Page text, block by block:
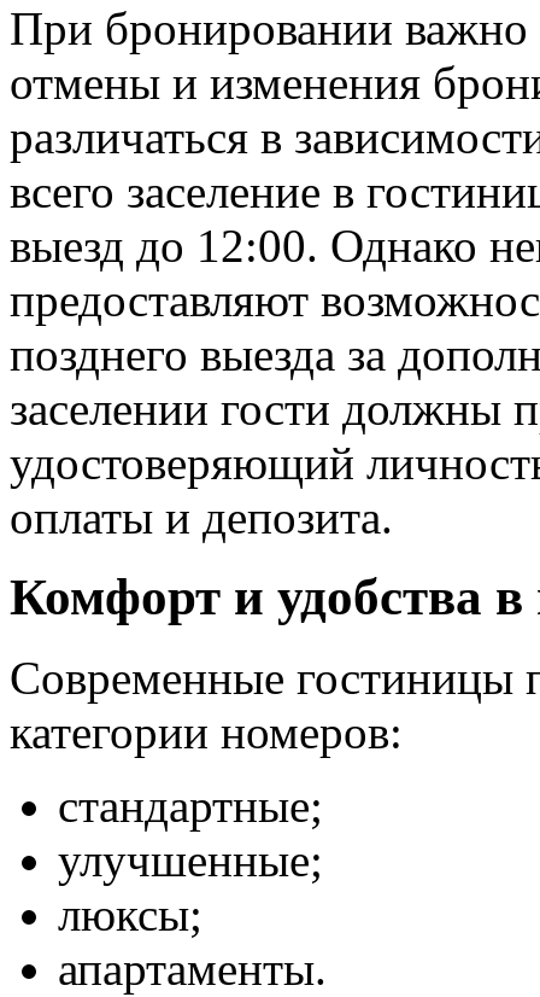
При бронировании важно
отмены и изменения
различаться в
всего заселение в
выезд до 12:00. Однако
предоставляют
позднего выезда за
заселении гости должны
удостоверяющий
оплаты и депозита.
Комфорт и удобства в
Современные гостиницы
категории номеров:
стандартные;
улучшенные;
люксы;
апартаменты.